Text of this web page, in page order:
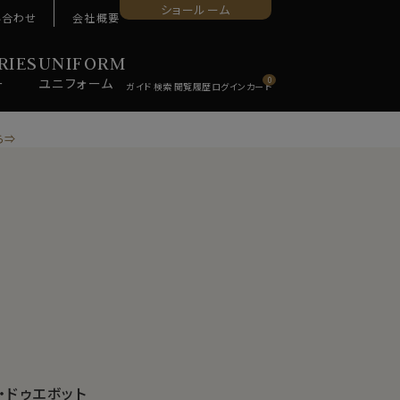
UNIFORM
ユニ フォーム
わせ 会社概要 ショールーム
0
⇒
ドゥエボット